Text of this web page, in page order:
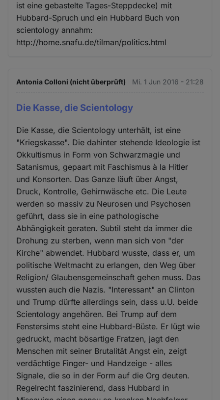
ist eine gebastelte Tages-Steppdecke) mit
Hubbard-Spruch und ein Hubbard Buch von
scientology annahm:
http://home.snafu.de/tilman/politics.html
Antonia Colloni (nicht überprüft) Mi. 1 Jun 2016 - 21:28
Die Kasse, die Scientology
Die Kasse, die Scientology unterhält, ist eine
"Kriegskasse". Die dahinter stehende Ideologie ist
Okkultismus in Form von Schwarzmagie und
Satanismus, gepaart mit Faschismus à la Hitler
und Konsorten. Das Ganze läuft über Angst,
Druck, Kontrolle, Gehirnwäsche etc. Die Leute
werden so massiv zu Neurosen und Psychosen
geführt, dass sie in eine pathologische
Abhängigkeit geraten. Subtil steht da immer die
Drohung zu sterben, wenn man sich von "der
Kirche" abwendet. Hubbard wusste, dass er, um
politische Weltmacht zu erlangen, den Weg über
Religion/ Glaubensgemeinschaft gehen muss. Das
wussten auch die Nazis. "Interessant" an Clinton
und Trump dürfte allerdings sein, dass u.U. beide
Scientology angehören. Bei Trump auf dem
Fenstersims steht eine Hubbard-Büste. Er lügt wie
gedruckt, macht bösartige Fratzen, jagt den
Menschen mit seiner Brutalität Angst ein, zeigt
verdächtige Finger- und Handzeige - alles
Signale, die so in der Form auf die Org deuten.
Regelrecht faszinierend, dass Hubbard in